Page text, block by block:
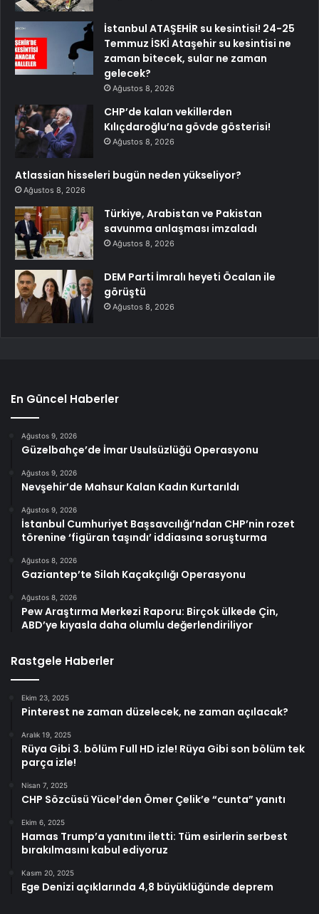
İstanbul ATAŞEHİR su kesintisi! 24-25
Temmuz İSKİ Ataşehir su kesintisi ne
zaman bitecek, sular ne zaman
gelecek?
Ağustos 8, 2026
CHP’de kalan vekillerden
Kılıçdaroğlu’na gövde gösterisi!
Ağustos 8, 2026
Atlassian hisseleri bugün neden yükseliyor?
Ağustos 8, 2026
Türkiye, Arabistan ve Pakistan
savunma anlaşması imzaladı
Ağustos 8, 2026
DEM Parti İmralı heyeti Öcalan ile
görüştü
Ağustos 8, 2026
En Güncel Haberler
Ağustos 9, 2026
Güzelbahçe’de İmar Usulsüzlüğü Operasyonu
Ağustos 9, 2026
Nevşehir’de Mahsur Kalan Kadın Kurtarıldı
Ağustos 9, 2026
İstanbul Cumhuriyet Başsavcılığı’ndan CHP’nin rozet
törenine ‘figüran taşındı’ iddiasına soruşturma
Ağustos 8, 2026
Gaziantep’te Silah Kaçakçılığı Operasyonu
Ağustos 8, 2026
Pew Araştırma Merkezi Raporu: Birçok ülkede Çin,
ABD’ye kıyasla daha olumlu değerlendiriliyor
Rastgele Haberler
Ekim 23, 2025
Pinterest ne zaman düzelecek, ne zaman açılacak?
Aralık 19, 2025
Rüya Gibi 3. bölüm Full HD izle! Rüya Gibi son bölüm tek
parça izle!
Nisan 7, 2025
CHP Sözcüsü Yücel’den Ömer Çelik’e “cunta” yanıtı
Ekim 6, 2025
Hamas Trump’a yanıtını iletti: Tüm esirlerin serbest
bırakılmasını kabul ediyoruz
Kasım 20, 2025
Ege Denizi açıklarında 4,8 büyüklüğünde deprem